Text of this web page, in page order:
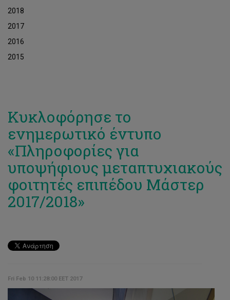
2018
2017
2016
2015
Κυκλοφόρησε το
ενημερωτικό έντυπο
«Πληροφορίες για
υποψήφιους μεταπτυχιακούς
φοιτητές επιπέδου Μάστερ
2017/2018»
Fri Feb 10 11:28:00 EET 2017